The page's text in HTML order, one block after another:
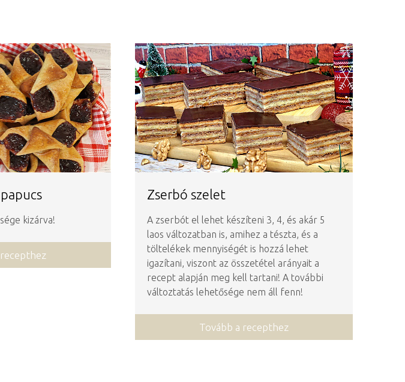
kizárva!
Zserbó szelet
A zserbót el lehet készíteni 3, 4, és akár 5
laos változatban is, amihez a tészta, és a
töltelékek mennyiségét is hozzá lehet
igazítani, viszont az összetétel arányait a
recept alapján meg kell tartani! A további
változtatás lehetősége nem áll fenn!
Tovább a recepthez